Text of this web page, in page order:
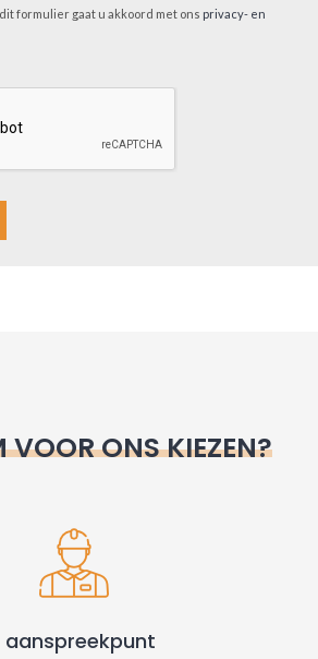
formulier gaat u akkoord met ons privacy- en
ONS KIEZEN?
aanspreekpunt